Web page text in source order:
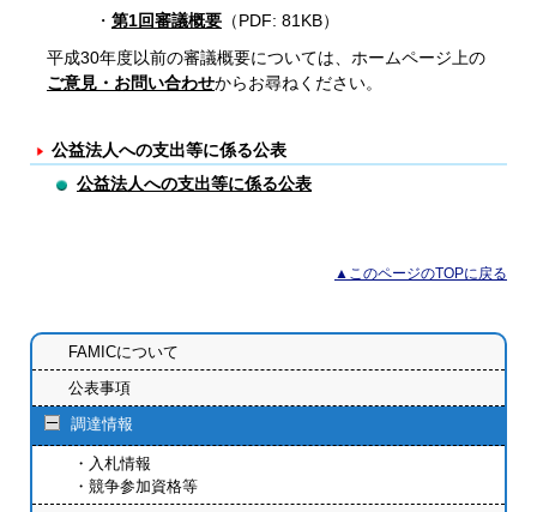
第1回審議概要 （PDF: 81KB）
平成30年度以前の審議概要については、ホームページ上の
ご意見・お問い合わせからお尋ねください。
公益法人への支出等に係る公表
公益法人への支出等に係る公表
▲このページのTOPに戻る
FAMICについて
公表事項
調達情報
入札情報
競争参加資格等